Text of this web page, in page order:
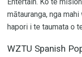
mātauranga, nga
hapori i te taumata o
WZTU Spanish